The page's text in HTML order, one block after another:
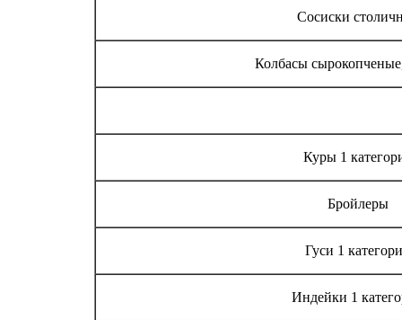
Сосиски
Колбасы
Куры 1
Бройлеры
Гуси 1
Индейки 1